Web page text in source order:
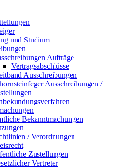
und Studium
Aufträge
Vertragsabschlüsse
Ausschreibungen
Ausschreibungen /
Bekanntmachungen
/ Verordnungen
Zustellungen
Vertreter